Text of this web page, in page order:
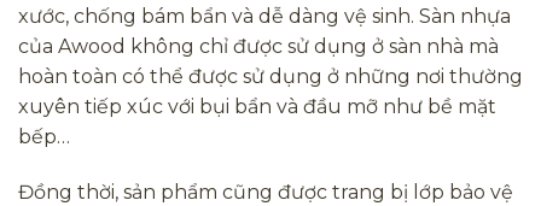
xước, chống bám bẩn và dễ dàng vệ sinh. Sàn nhựa
của Awood không chỉ được sử dụng ở sàn nhà mà
hoàn toàn có thể được sử dụng ở những nơi thường
xuyên tiếp xúc với bụi bẩn và đầu mỡ như bề mặt
bếp…
Đồng thời, sản phẩm cũng được trang bị lớp bảo vệ